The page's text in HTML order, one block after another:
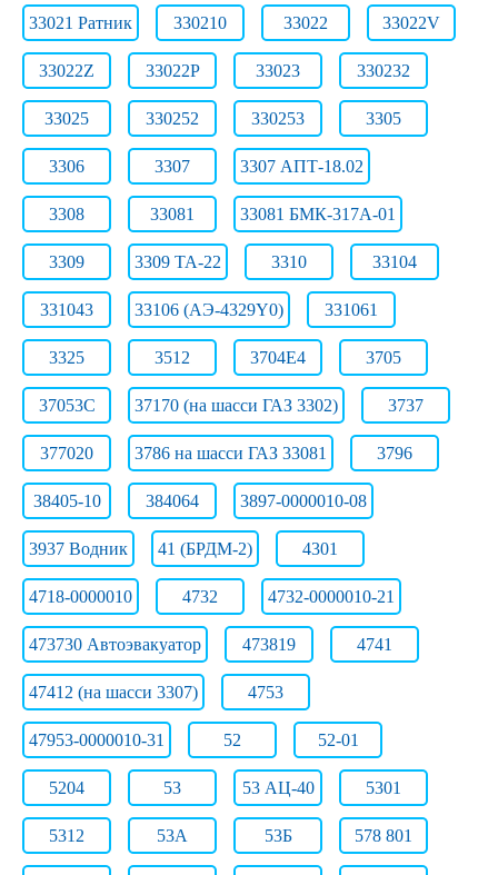
33021 Ратник 330210 33022 33022V
33022Z 33022Р 33023 330232
33025 330252 330253 3305
3306 3307 3307 АПТ-18.02
3308 33081 33081 БМК-317А-01
3309 3309 ТА-22 3310 33104
331043 33106 (АЭ-4329Y0) 331061
3325 3512 3704Е4 3705
37053С 37170 (на шасси ГАЗ 3302) 3737
377020 3786 на шасси ГАЗ 33081 3796
38405-10 384064 3897-0000010-08
3937 Водник 41 (БРДМ-2) 4301
4718-0000010 4732 4732-0000010-21
473730 Автоэвакуатор 473819 4741
47412 (на шасси 3307) 4753
47953-0000010-31 52 52-01
5204 53 53 АЦ-40 5301
5312 53А 53Б 578 801